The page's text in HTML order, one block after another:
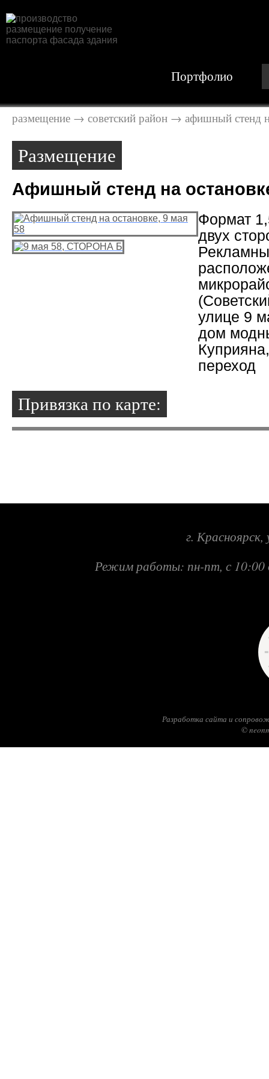
рекламно - производственная компания
Портфолио
размещение → советский район → афишный стенд
Размещение
Афишный стенд на
Формат
двух
улице 9
дом
переход
Привязка по карте:
г.
Режим работы: пн-пт, с 10:00
Разработка сайта и
©